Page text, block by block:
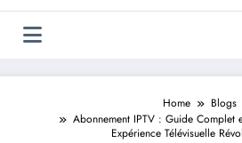
Home
Blogs
Abonnement IPTV : Guide
Expérience Télévisuelle